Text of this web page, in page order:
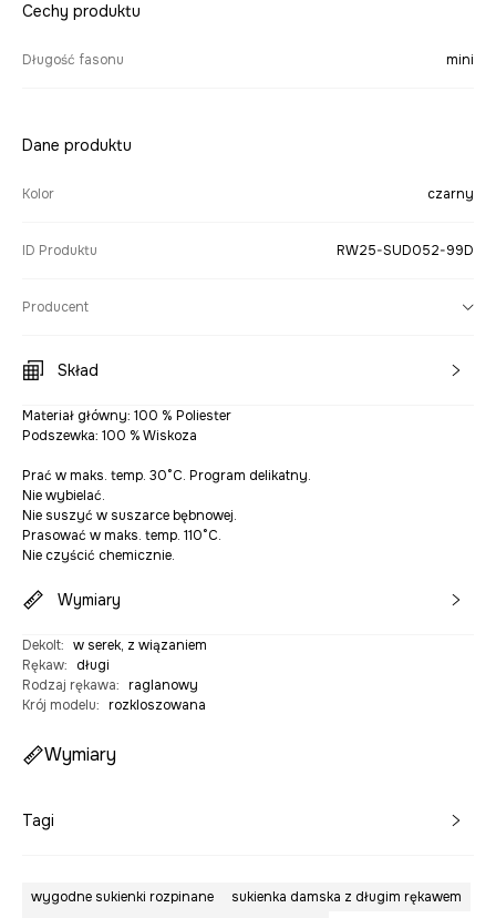
Cechy produktu
Długość fasonu mini
Dane produktu
Kolor czarny
ID Produktu RW25-SUD052-99D
Producent
Skład
Materiał główny: 100 % Poliester
Podszewka: 100 % Wiskoza
Prać w maks. temp. 30°C. Program delikatny.
Nie wybielać.
Nie suszyć w suszarce bębnowej.
Prasować w maks. temp. 110°C.
Nie czyścić chemicznie.
Wymiary
Dekolt: w serek, z wiązaniem
Rękaw:
długi
Rodzaj rękawa: raglanowy
Krój modelu: rozkloszowana
Wymiary
Tagi
wygodne sukienki rozpinane
sukienka damska z długim rękawem